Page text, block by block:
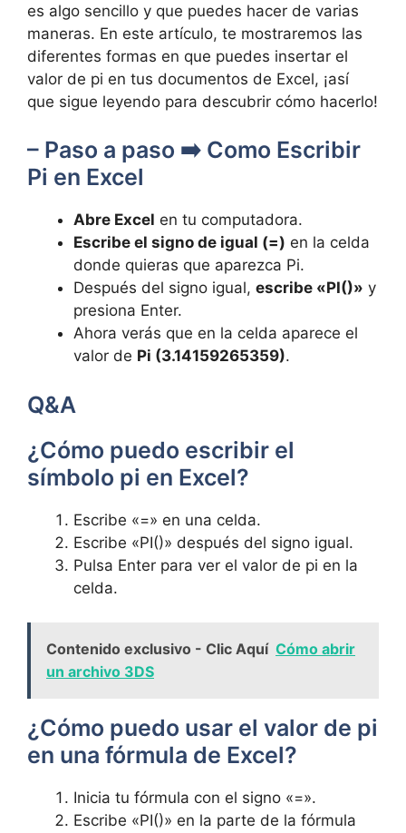
es algo sencillo y que puedes hacer de varias
maneras. En este artículo, te mostraremos las
diferentes formas en que puedes insertar el
valor de pi en tus documentos de Excel, ¡así
que sigue leyendo para descubrir cómo hacerlo!
– Paso a paso ➡️ Como Escribir
Pi en Excel
Abre Excel en tu computadora.
Escribe el signo de igual (=) en la celda
donde quieras que aparezca Pi.
Después del signo igual, escribe «PI()» y
presiona Enter.
Ahora verás que en la celda aparece el
valor de Pi (3.14159265359).
Q&A
¿Cómo puedo escribir el
símbolo pi en Excel?
Escribe «=» en una celda.
Escribe «PI()» después del signo igual.
Pulsa Enter para ver el valor de pi en la
celda.
Contenido exclusivo - Clic Aquí Cómo abrir
un archivo 3DS
¿Cómo puedo usar el valor de pi
en una fórmula de Excel?
Inicia tu fórmula con el signo «=».
Escribe «PI()» en la parte de la fórmula